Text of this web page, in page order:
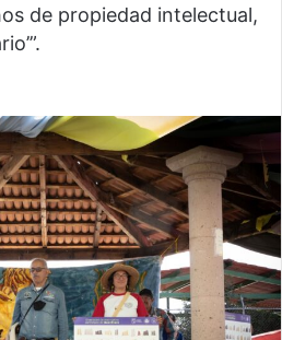
de propiedad intelectual,